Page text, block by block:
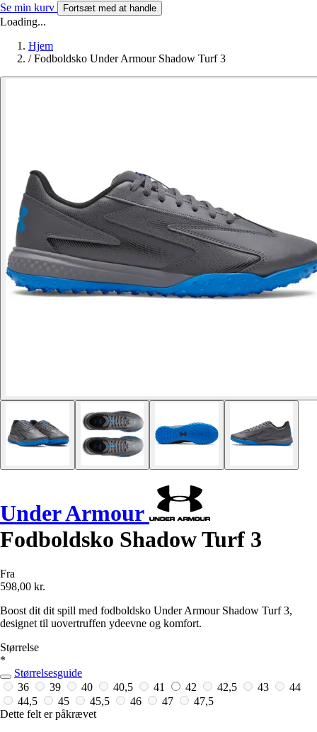
Se min kurv Fortsæt med at handle
Loading...
Hjem
/ Fodboldsko Under Armour Shadow Turf 3
Under Armour
Fodboldsko Shadow Turf 3
Fra
598,00 kr.
Boost dit dit spill med fodboldsko Under Armour Shadow Turf 3,
designet til uovertruffen ydeevne og komfort.
Størrelse
*
Størrelsesguide
36
39 40 40,5 41 42 42,5 43
44
44,5
45 45,5 46 47
47,5
Dette felt er påkrævet